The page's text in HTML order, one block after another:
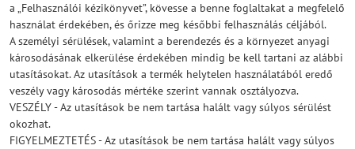
a „Felhasználói kézikönyvet”, kövesse a benne foglaltakat a megfelelő
használat érdekében, és őrizze meg későbbi felhasználás céljából.
A személyi sérülések, valamint a berendezés és a környezet anyagi
károsodásának elkerülése érdekében mindig be kell tartani az alábbi
utasításokat. Az utasítások a termék helytelen használatából eredő
veszély vagy károsodás mértéke szerint vannak osztályozva.
VESZÉLY - Az utasítások be nem tartása halált vagy súlyos sérülést
okozhat.
FIGYELMEZTETÉS - Az utasítások be nem tartása halált vagy súlyos